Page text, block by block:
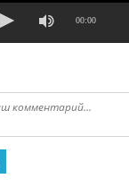
00:00